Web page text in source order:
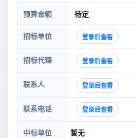
预算金额 待定
招标单位 登录后查看
招标代理 登录后查看
联系人 登录后查看
联系电话 登录后查看
中标单位 暂无